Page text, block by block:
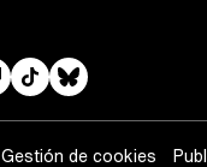
Gestión de cookies